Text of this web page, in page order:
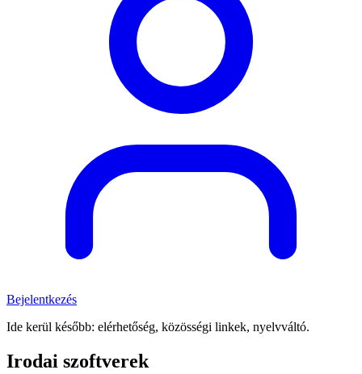
Bejelentkezés
Ide kerül később: elérhetőség, közösségi linkek, nyelvváltó.
Irodai szoftverek